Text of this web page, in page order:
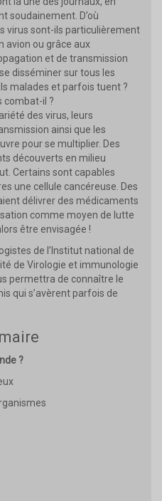
soudainement. D’où
virus sont-ils particulièrement
avion ou grâce aux
et de transmission
disséminer sur tous les
malades et parfois tuent ?
combat-il ?
des virus, leurs
ainsi que les
pour se multiplier. Des
découverts en milieu
Certains sont capables
une cellule cancéreuse. Des
délivrer des médicaments
comme moyen de lutte
être envisagée !
de l’Institut national de
de Virologie et immunologie
permettra de connaître le
qui s’avèrent parfois de
?